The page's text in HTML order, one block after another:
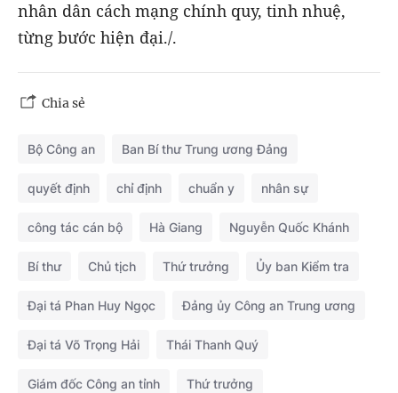
nhân dân cách mạng chính quy, tinh nhuệ,
từng bước hiện đại./.
Chia sẻ
Bộ Công an Ban Bí thư Trung ương Đảng
quyết định chỉ định chuẩn y nhân sự
công tác cán bộ Hà Giang Nguyễn Quốc Khánh
Bí thư Chủ tịch Thứ trưởng Ủy ban Kiểm tra
Đại tá Phan Huy Ngọc Đảng ủy Công an Trung ương
Đại tá Võ Trọng Hải Thái Thanh Quý
Giám đốc Công an tỉnh Thứ trưởng